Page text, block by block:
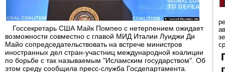
Госсекретарь США Майк Помпео с нетерпением ожидает
возможности совместно с главой МИД Италии Луиджи Ди
Майо сопредседательствовать на встрече министров
иностранных дел стран-участниц международной коалиции
по борьбе с так называемым "Исламским государством". Об
этом среду сообщила пресс-служба Госдепартамента.